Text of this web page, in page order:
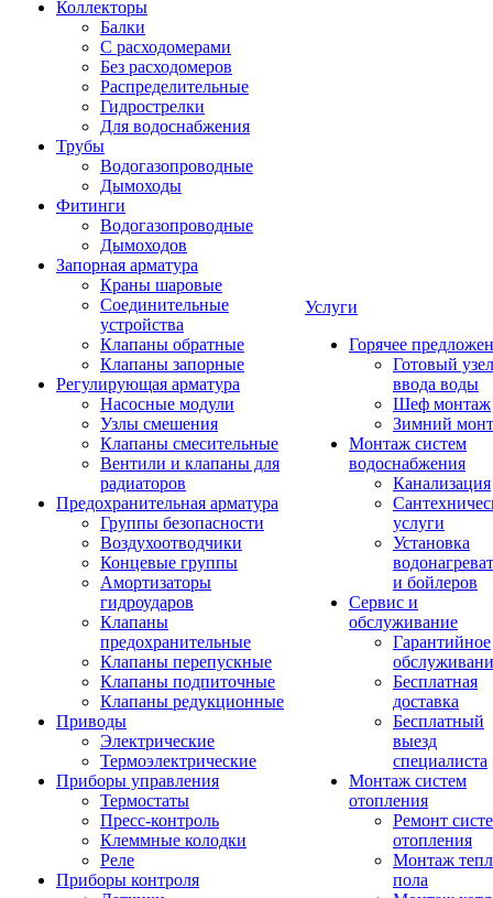
Коллекторы
Балки
С расходомерами
Без расходомеров
Распределительные
Гидрострелки
Для водоснабжения
Трубы
Водогазопроводные
Дымоходы
Фитинги
Водогазопроводные
Дымоходов
Запорная арматура
Краны шаровые
Соединительные
устройства
Клапаны обратные
Клапаны запорные
Регулирующая арматура
Насосные модули
Узлы смешения
Клапаны смесительные
Вентили и клапаны для
радиаторов
Предохранительная арматура
Группы безопасности
Воздухоотводчики
Концевые группы
Амортизаторы
гидроударов
Клапаны
предохранительные
Клапаны перепускные
Клапаны подпиточные
Клапаны редукционные
Приводы
Электрические
Термоэлектрические
Приборы управления
Термостаты
Пресс-контроль
Клеммные колодки
Реле
Приборы контроля
Услуги
Горячее
Готовый узел
ввода воды
Шеф монтаж
Зимний
Монтаж систем
водоснабжения
Канализация
услуги
Установка
и бойлеров
Сервис и
обслуживание
Гарантийное
Бесплатная
доставка
Бесплатный
выезд
специалиста
Монтаж систем
отопления
Ремонт
отопления
Монтаж
пола